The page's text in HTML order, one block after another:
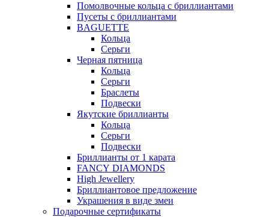
Помолвочные кольца с бриллиантами
Пусеты с бриллиантами
BAGUETTE
Кольца
Серьги
Черная пятница
Кольца
Серьги
Браслеты
Подвески
Якутские бриллианты
Кольца
Серьги
Подвески
Бриллианты от 1 карата
FANCY DIAMONDS
High Jewellery
Бриллиантовое предложение
Украшения в виде змеи
Подарочные сертификаты